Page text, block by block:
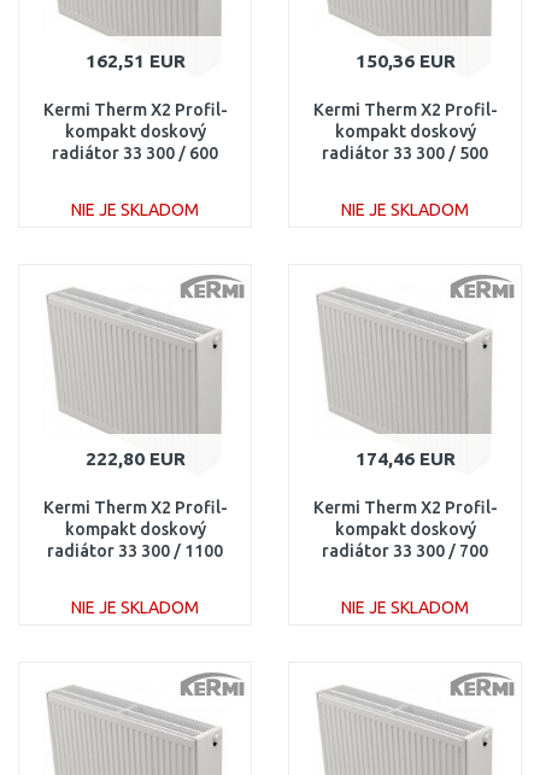
162,51 EUR
Kermi Therm X2 Profil-
kompakt doskový
radiátor 33 300 / 600
NIE JE SKLADOM
Porovnať
150,36 EUR
Kermi Therm X2 Profil-
kompakt doskový
radiátor 33 300 / 500
NIE JE SKLADOM
Porovnať
222,80 EUR
Kermi Therm X2 Profil-
kompakt doskový
radiátor 33 300 / 1100
NIE JE SKLADOM
Porovnať
174,46 EUR
Kermi Therm X2 Profil-
kompakt doskový
radiátor 33 300 / 700
NIE JE SKLADOM
Porovnať